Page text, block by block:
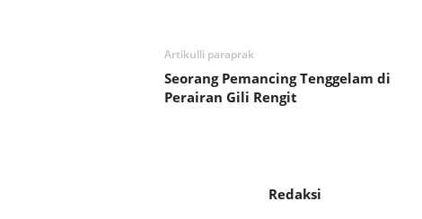
Artikulli paraprak
Seorang Pemancing Tenggelam di
Perairan Gili Rengit
Redaksi